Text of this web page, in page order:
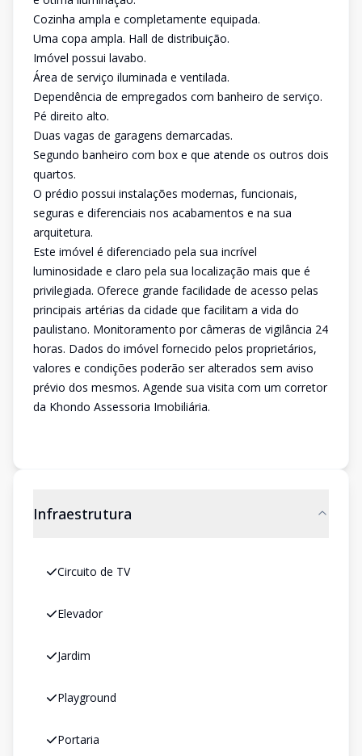
Cozinha ampla e completamente equipada.
Uma copa ampla. Hall de distribuição.
Imóvel possui lavabo.
Área de serviço iluminada e ventilada.
Dependência de empregados com banheiro de serviço.
Pé direito alto.
Duas vagas de garagens demarcadas.
Segundo banheiro com box e que atende os outros dois
quartos.
O prédio possui instalações modernas, funcionais,
seguras e diferenciais nos acabamentos e na sua
arquitetura.
Este imóvel é diferenciado pela sua incrível
luminosidade e claro pela sua localização mais que é
privilegiada. Oferece grande facilidade de acesso pelas
principais artérias da cidade que facilitam a vida do
paulistano. Monitoramento por câmeras de vigilância 24
horas. Dados do imóvel fornecido pelos proprietários,
valores e condições poderão ser alterados sem aviso
prévio dos mesmos. Agende sua visita com um corretor
da Khondo Assessoria Imobiliária.
Infraestrutura
Circuito de TV
Elevador
Jardim
Playground
Portaria